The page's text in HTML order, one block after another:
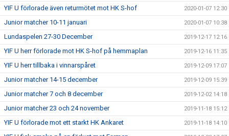
YIF U förlorade även returmötet mot HK S-hof 2020-01-07 12:30
Junior matcher 10-11 januari 2020-01-07 10:38
Lundaspelen 27-30 December 2019-12-17 12:16
YIF U herr förlorade mot HK S-hof på hemmaplan 2019-12-16 11:35
YIF U herr tillbaka i vinnarspåret 2019-12-09 17:07
Junior matcher 14-15 december 2019-12-09 15:39
Junior matcher 7 och 8 december 2019-12-02 14:18
Junior matcher 23 och 24 november 2019-11-18 15:12
YIF U förlorade mot ett starkt HK Ankaret 2019-11-18 14:10